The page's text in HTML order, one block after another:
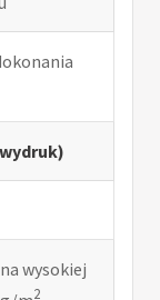
wysokiej
2